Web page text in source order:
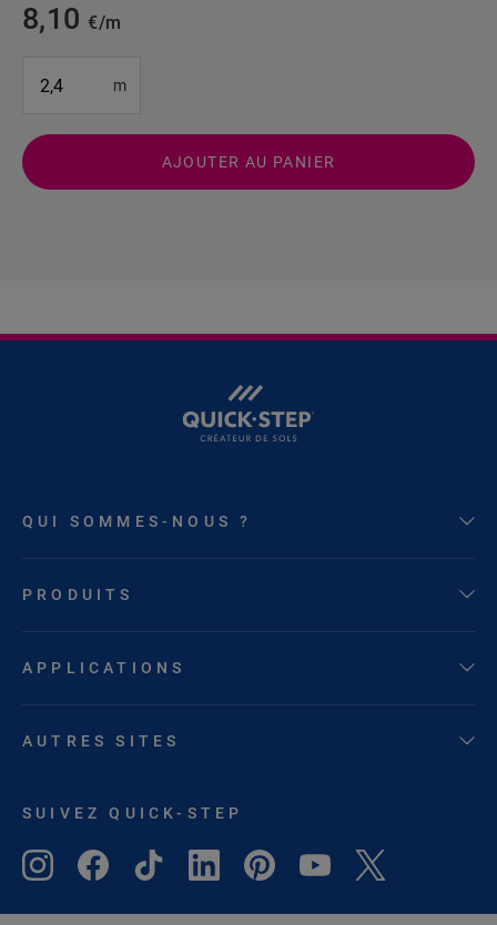
8,10€/m
m
AJOUTER AU PANIER
QUI SOMMES-NOUS ?
PRODUITS
APPLICATIONS
AUTRES SITES
SUIVEZ QUICK-STEP